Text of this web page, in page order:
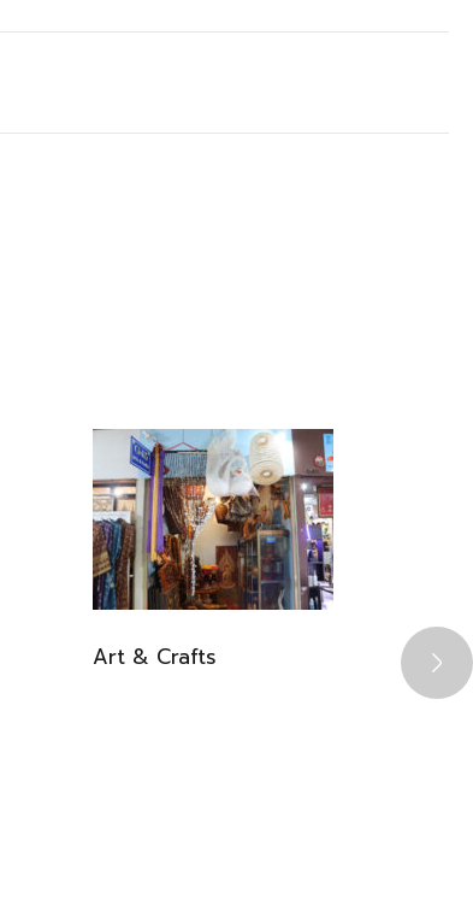
Art & Crafts